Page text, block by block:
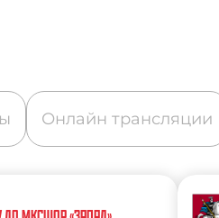
Онлайн трансляции